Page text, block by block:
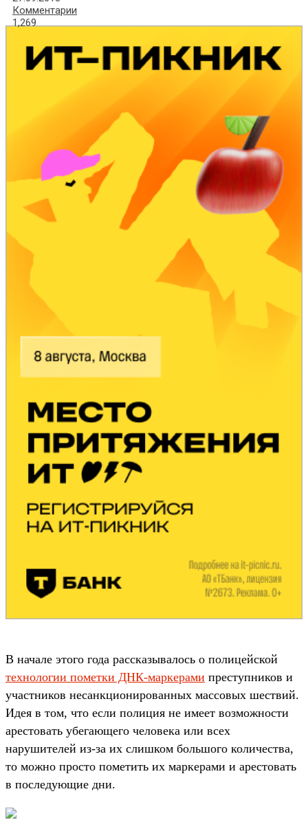
Комментарии
1,269
В начале этого года рассказывалось о полицейской
технологии пометки ДНК-маркерами преступников и
участников несанкционированных массовых шествий.
Идея в том, что если полиция не имеет возможности
арестовать убегающего человека или всех
нарушителей из-за их слишком большого количества,
то можно просто пометить их маркерами и арестовать
в последующие дни.